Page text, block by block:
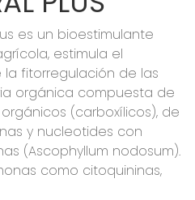
es un bioestimulante
estimula el
fitorregulación de las
orgánica compuesta de
(carboxílicos), de
y nucleotides con
(Ascophyllum nodosum).
como citoquininas,